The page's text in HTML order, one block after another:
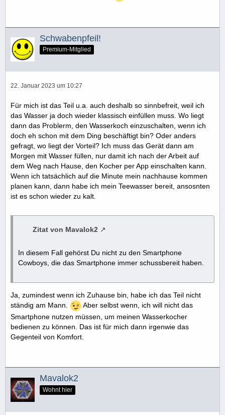
Schwabenpfeil!
Premium-Mitglied
22. Januar 2023 um 10:27
Für mich ist das Teil u.a. auch deshalb so sinnbefreit, weil ich
das Wasser ja doch wieder klassisch einfüllen muss. Wo liegt
dann das Problerm, den Wasserkoch einzuschalten, wenn ich
doch eh schon mit dem Ding beschäftigt bin? Oder anders
gefragt, wo liegt der Vorteil? Ich muss das Gerät dann am
Morgen mit Wasser füllen, nur damit ich nach der Arbeit auf
dem Weg nach Hause, den Kocher per App einschalten kann.
Wenn ich tatsächlich auf die Minute mein nachhause kommen
planen kann, dann habe ich mein Teewasser bereit, ansosnten
ist es schon wieder zu kalt.
Zitat von Mavalok2
In diesem Fall gehörst Du nicht zu den Smartphone
Cowboys, die das Smartphone immer schussbereit haben.
Ja, zumindest wenn ich Zuhause bin, habe ich das Teil nicht
ständig am Mann.
Aber selbst wenn, ich will nicht das
Smartphone nutzen müssen, um meinen Wasserkocher
bedienen zu können. Das ist für mich dann irgenwie das
Gegenteil von Komfort.
Mavalok2
Wohnt hier